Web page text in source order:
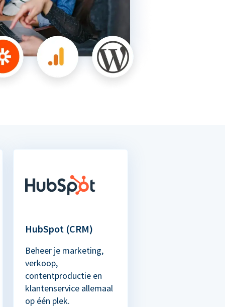
HubSpot (CRM)
Beheer je marketing,
verkoop,
contentproductie en
klantenservice allemaal
op één plek.